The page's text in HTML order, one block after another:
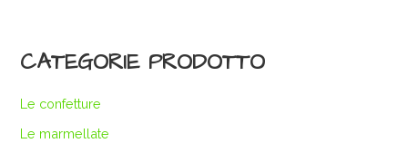
CATEGORIE PRODOTTO
Le confetture
Le marmellate